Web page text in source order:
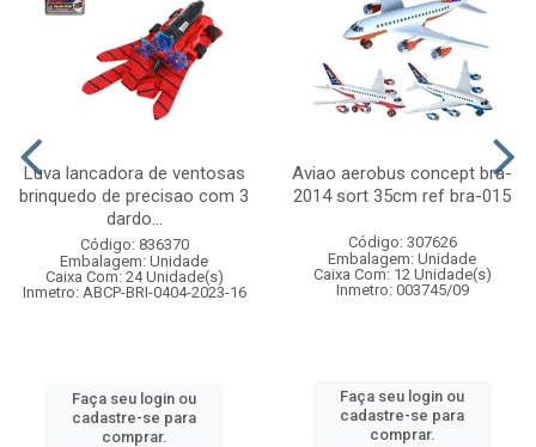
Luva lancadora de ventosas
brinquedo de precisao com 3
dardo...
Código: 836370
Embalagem: Unidade
Caixa Com: 24 Unidade(s)
Inmetro: ABCP-BRI-0404-2023-16
Faça seu login ou
cadastre-se para
comprar.
Aviao aerobus concept bra-
2014 sort 35cm ref bra-015
Código: 307626
Embalagem: Unidade
Caixa Com: 12 Unidade(s)
Inmetro: 003745/09
Faça seu login ou
cadastre-se para
comprar.